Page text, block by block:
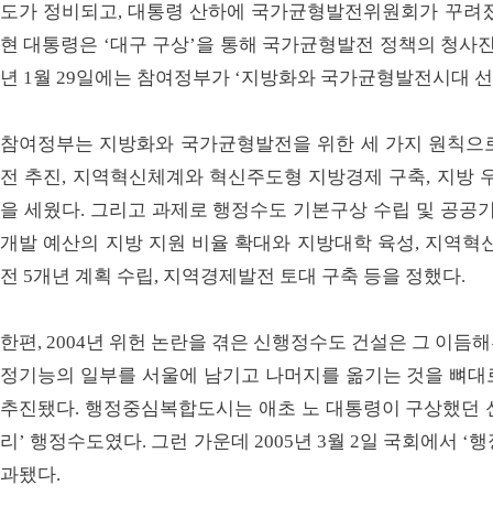
도가 정비되고, 대통령 산하에 국가균형발전위원회가 꾸려
현 대통령은 ‘대구 구상’을 통해 국가균형발전 정책의 청사
년 1월 29일에는 참여정부가 ‘지방화와 국가균형발전시대
참여정부는 지방화와 국가균형발전을 위한 세 가지 원칙
전 추진, 지역혁신체계와 혁신주도형 지방경제 구축, 지방
을 세웠다. 그리고 과제로 행정수도 기본구상 수립 및 공공
개발 예산의 지방 지원 비율 확대와 지방대학 육성, 지역혁
전 5개년 계획 수립, 지역경제발전 토대 구축 등을 정했다.
한편, 2004년 위헌 논란을 겪은 신행정수도 건설은 그 이듬
정기능의 일부를 서울에 남기고 나머지를 옮기는 것을 뼈
추진됐다. 행정중심복합도시는 애초 노 대통령이 구상했던
리’ 행정수도였다. 그런 가운데 2005년 3월 2일 국회에서 ‘
과됐다.